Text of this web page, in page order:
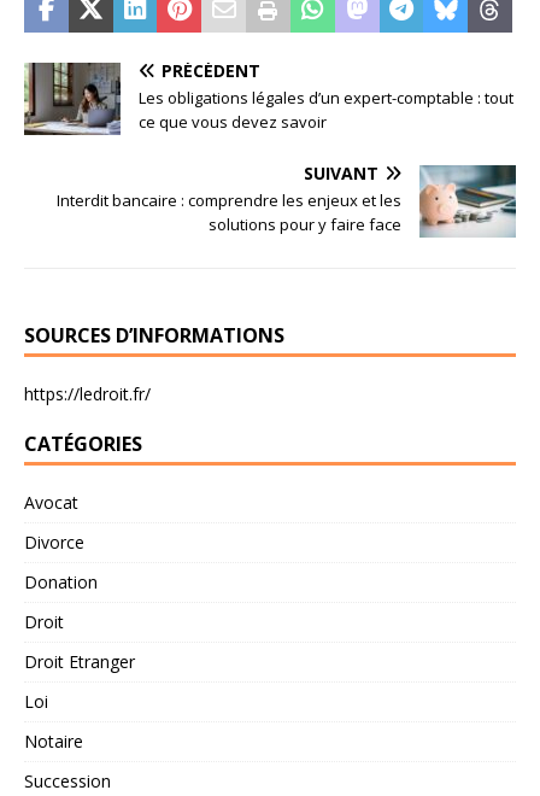
PRÉCÉDENT
Les obligations légales d’un expert-comptable : tout
ce que vous devez savoir
SUIVANT
Interdit bancaire : comprendre les enjeux et les
solutions pour y faire face
SOURCES D’INFORMATIONS
https://ledroit.fr/
CATÉGORIES
Avocat
Divorce
Donation
Droit
Droit Etranger
Loi
Notaire
Succession